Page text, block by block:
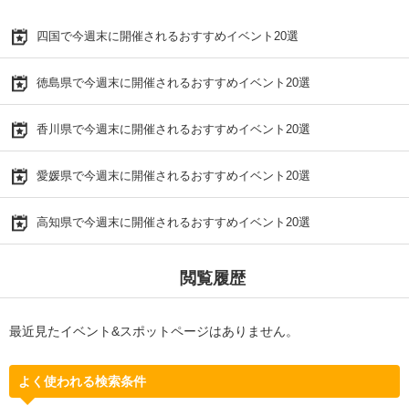
四国で今週末に開催されるおすすめイベント20選
徳島県で今週末に開催されるおすすめイベント20選
香川県で今週末に開催されるおすすめイベント20選
愛媛県で今週末に開催されるおすすめイベント20選
高知県で今週末に開催されるおすすめイベント20選
閲覧履歴
最近見たイベント&スポットページはありません。
よく使われる検索条件